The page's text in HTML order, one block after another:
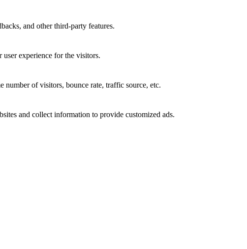
and other third-party features.
experience for the visitors.
of visitors, bounce rate, traffic source, etc.
and collect information to provide customized ads.